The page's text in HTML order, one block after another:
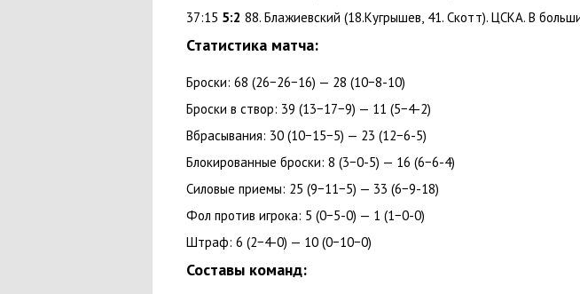
37:15 5:2 88. Блажиевский (18.Кугрышев, 41. Скотт). ЦСКА. В
Статистика матча:
Броски: 68 (26−26−16) — 28 (10−8-10)
Броски в створ: 39 (13−17−9) — 11 (5−4-2)
Вбрасывания: 30 (10−15−5) — 23 (12−6-5)
Блокированные броски: 8 (3−0-5) — 16 (6−6-4)
Силовые приемы: 25 (9−11−5) — 33 (6−9-18)
Фол против игрока: 5 (0−5-0) — 1 (1−0-0)
Штраф: 6 (2−4-0) — 10 (0−10−0)
Составы команд: